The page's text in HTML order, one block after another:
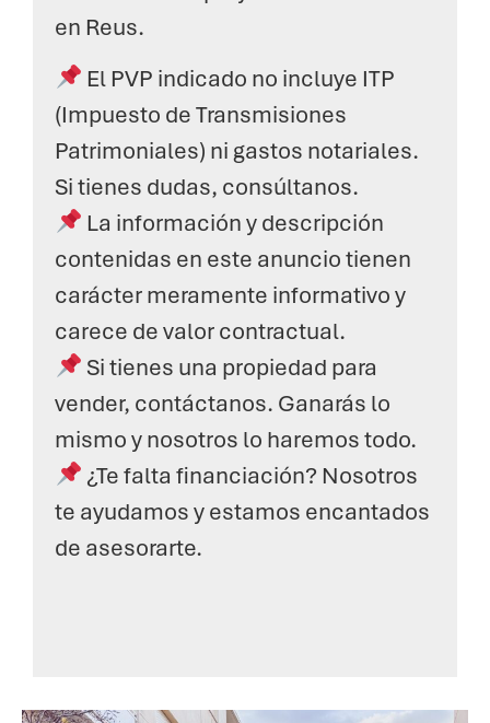
en Reus.
El PVP indicado no incluye ITP
(Impuesto de Transmisiones
Patrimoniales) ni gastos notariales.
Si tienes dudas, consúltanos.
La información y descripción
contenidas en este anuncio tienen
carácter meramente informativo y
carece de valor contractual.
Si tienes una propiedad para
vender, contáctanos. Ganarás lo
mismo y nosotros lo haremos todo.
¿Te falta financiación? Nosotros
te ayudamos y estamos encantados
de asesorarte.